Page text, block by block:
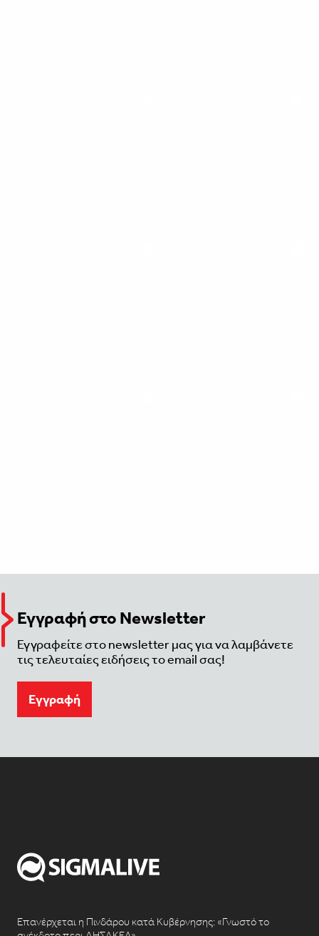
Εγγραφή στο Newsletter
Εγγραφείτε στο newsletter μας για να λαμβάνετε
τις τελευταίες ειδήσεις το email σας!
Eγγραφή
Επανέρχεται η Πινδάρου κατά Κυβέρνησης: «Γνωστό το